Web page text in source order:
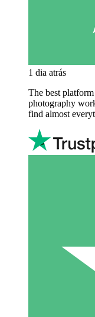
1 dia atrás
The best
photography
find almost